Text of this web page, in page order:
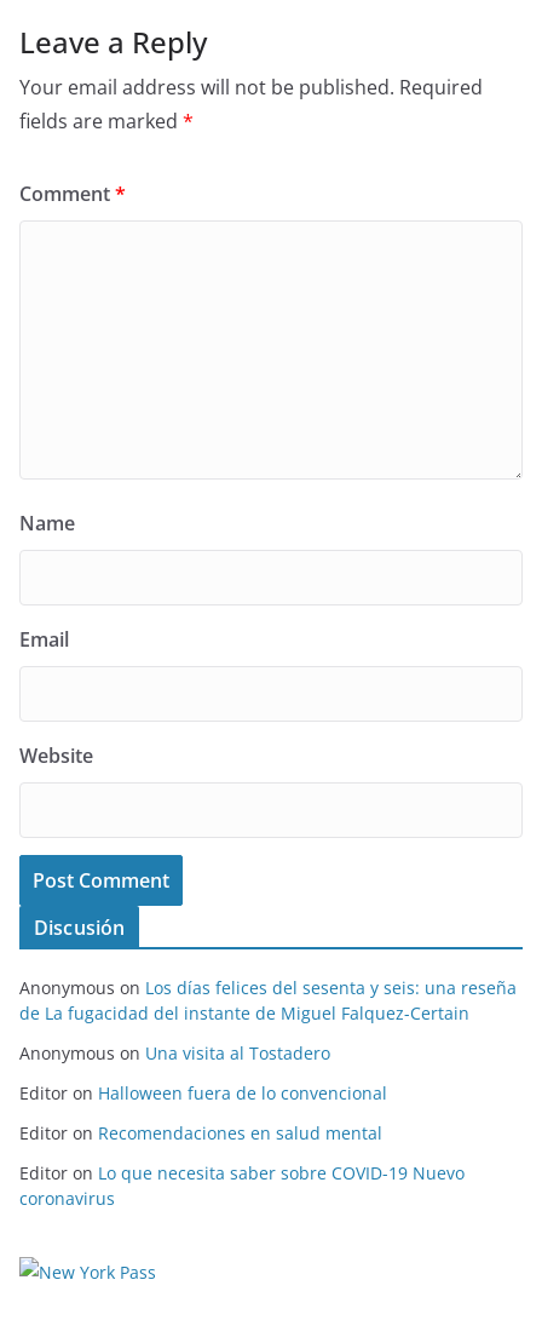
Leave a Reply
Your email address will not be published. Required
fields are marked *
Comment*
Name
Email
Website
Discusión
Anonymous on Los días felices del sesenta y seis: una reseña
de La fugacidad del instante de Miguel Falquez-Certain
Anonymous on Una visita al Tostadero
Editor on Halloween fuera de lo convencional
Editor on Recomendaciones en salud mental
Editor on Lo que necesita saber sobre COVID-19 Nuevo
coronavirus